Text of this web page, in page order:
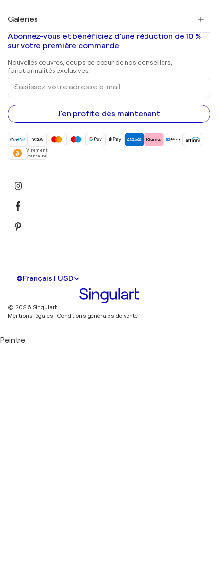
Banksy
Mr. Brainwash
Shepard Fairey
Tableaux abstraits à vendre
Peintures de paysage
Estampes
Peintures acryliques
Galeries
Galeries d'art en France
Galeries d'art en Belgique
Abonnez-vous et bénéficiez d’une réduction de 10 %
sur votre première commande
Nouvelles œuvres, coups de cœur de nos conseillers,
fonctionnalités exclusives.
Saisissez
votre
adresse
e-
mail
J'en profite dès maintenant
Virement
bancaire
Français | USD
© 2026 Singulart
Mentions légales.
Conditions générales de vente
Peintre